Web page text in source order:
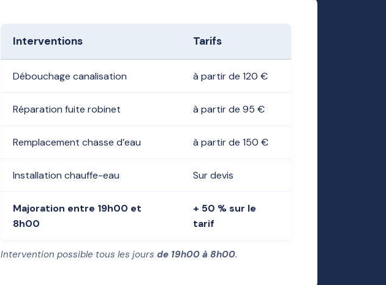
Interventions Tarifs
Débouchage canalisation à partir de 120 €
Réparation fuite robinet à partir de 95 €
Remplacement chasse d’eau à partir de 150 €
Installation chauffe-eau Sur devis
Majoration entre 19h00 et
8h00
+ 50 % sur le
tarif
Intervention possible tous les jours de 19h00 à 8h00.